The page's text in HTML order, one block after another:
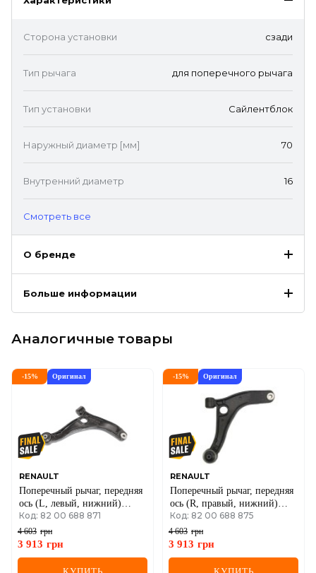
Сторона установки сзади
Тип рычага для поперечного рычага
Тип установки Сайлентблок
Наружный диаметр [мм] 70
Внутренний диаметр 16
Cмотреть все
О бренде
Больше информации
Аналогичные товары
-15% Оригинал
RENAULT
Поперечный рычаг, передняя
ось (L, левый, нижний)
Renault Master III
Код: 82 00 688 871
4 603 грн
3 913 грн
-15% Оригинал
RENAULT
Поперечный рычаг, передняя
ось (R, правый, нижний)
Renault Master III
Код: 82 00 688 875
4 603 грн
3 913 грн